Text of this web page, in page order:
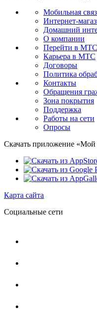
Мобильная
Интернет-
Домашний
О компании
Перейти в МТС
Карьера в МТС
Договоры
Политика
Контакты
Обращения
Зона покрытия
Поддержка
Работы на сети
Опросы
Скачать приложение
Карта сайта
Социальные сети